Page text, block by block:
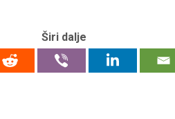
Širi dalje